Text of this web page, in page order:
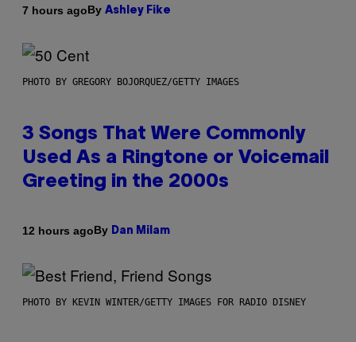
7 hours agoBy Ashley Fike
PHOTO BY GREGORY BOJORQUEZ/GETTY IMAGES
3 Songs That Were Commonly
Used As a Ringtone or Voicemail
Greeting in the 2000s
12 hours agoBy Dan Milam
PHOTO BY KEVIN WINTER/GETTY IMAGES FOR RADIO DISNEY